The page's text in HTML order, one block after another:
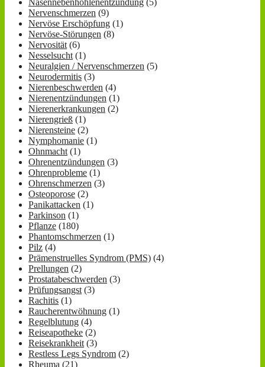
Nervenschmerzen (9)
Nervöse Erschöpfung (1)
Nervöse-Störungen (8)
Nervosität (6)
Nesselsucht (1)
Neuralgien / Nervenschmerzen (5)
Neurodermitis (3)
Nierenbeschwerden (4)
Nierenentzündungen (1)
Nierenerkrankungen (2)
Nierengrieß (1)
Nierensteine (2)
Nymphomanie (1)
Ohnmacht (1)
Ohrenentzündungen (3)
Ohrenprobleme (1)
Ohrenschmerzen (3)
Osteoporose (2)
Panikattacken (1)
Parkinson (1)
Pflanze (180)
Phantomschmerzen (1)
Pilz (4)
Prämenstruelles Syndrom (PMS) (4)
Prellungen (2)
Prostatabeschwerden (3)
Prüfungsangst (3)
Rachitis (1)
Raucherentwöhnung (1)
Regelblutung (4)
Reiseapotheke (2)
Reisekrankheit (3)
Restless Legs Syndrom (2)
Rheuma (21)